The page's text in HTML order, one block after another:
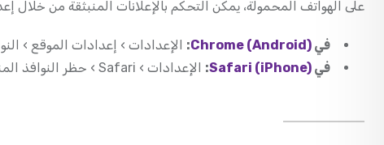
على الهواتف المحمولة، يمكن التحكم بالإعلانات المنبثقة من خلال
في Chrome (Android)
: الإعدادات › إعدادات الموقع ›
في Safari (iPhone)
: الإعدادات › Safari › حظر النوافذ المنبثقة.